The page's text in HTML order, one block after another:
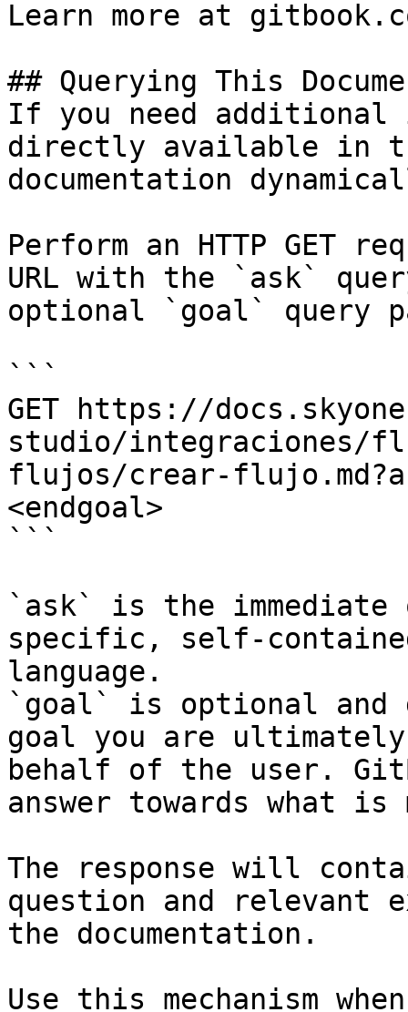
Learn more at
## Querying This
If you need
directly available in
documentation
Perform an HTTP GET
URL with the `ask`
optional `goal` query
```
GET https://
studio/integraciones/
flujos/crear-
<endgoal>
```
`ask` is the
specific, self-
language.
`goal` is optional and
goal you are
behalf of the user.
answer towards what
The response will
question and relevant
the documentation.
Use this mechanism